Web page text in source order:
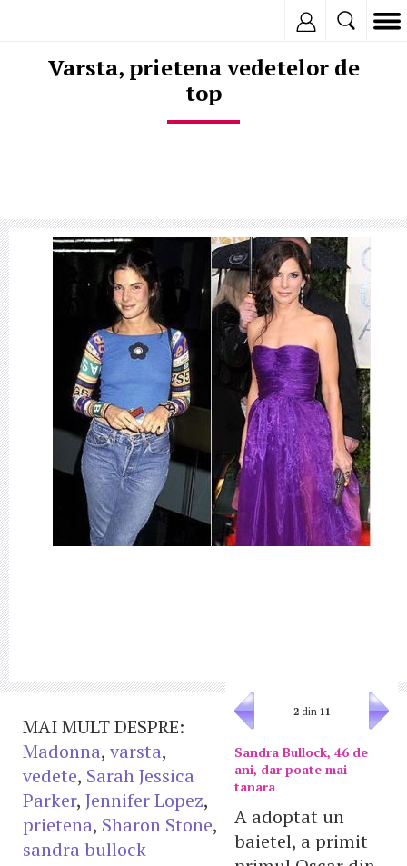
Varsta, prietena vedetelor de
top
2din 11
Sandra Bullock, 46 de
ani, dar poate mai
tanara
A adoptat un
baietel, a primit
MAI MULT DESPRE:
Madonna, varsta,
vedete, Sarah Jessica
Parker, Jennifer Lopez,
prietena, Sharon Stone,
sandra bullock